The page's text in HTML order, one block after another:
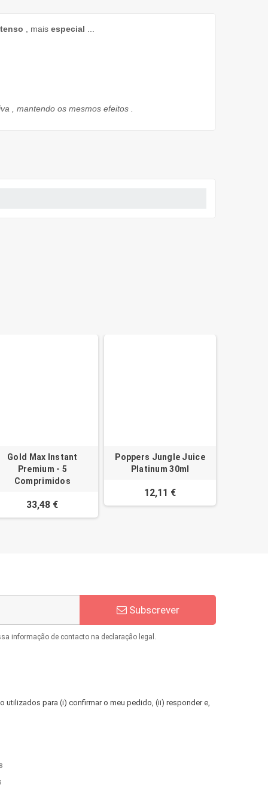
mais especial
, mantendo os mesmos efeitos
Gold Max Instant
Premium - 5
Comprimidos
33,48 €
Poppers Jungle Juice
Platinum 30ml
12,11 €
Subscrever
informação de contacto na declaração legal.
para (i) confirmar o meu pedido, (ii) responder e,